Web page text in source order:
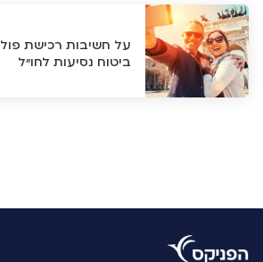
על חשיבות רכישת
ביטוח נסיעות לחו"ל